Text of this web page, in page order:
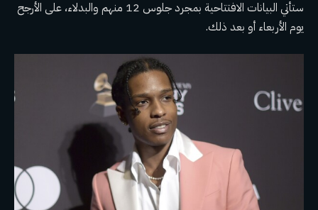
ستأتي البيانات الافتتاحية بمجرد جلوس 12 منهم والبدلاء، على الأرجح
يوم الأربعاء أو بعد ذلك.